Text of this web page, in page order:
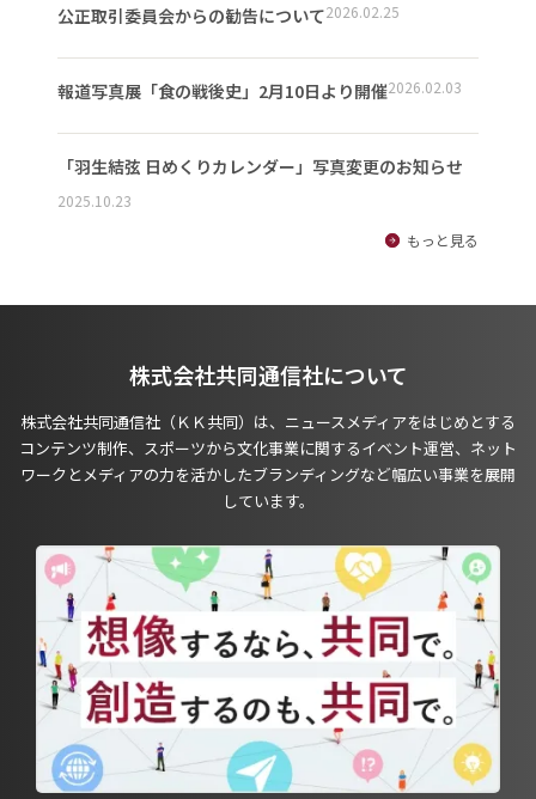
公正取引委員会からの勧告について2026.02.25
報道写真展「食の戦後史」2月10日より開催2026.02.03
「羽生結弦 日めくりカレンダー」写真変更のお知らせ
2025.10.23
もっと見る
株式会社共同通信社について
株式会社共同通信社（ＫＫ共同）は、ニュースメディアをはじめとする
コンテンツ制作、スポーツから文化事業に関するイベント運営、ネット
ワークとメディアの力を活かしたブランディングなど幅広い事業を展開
しています。